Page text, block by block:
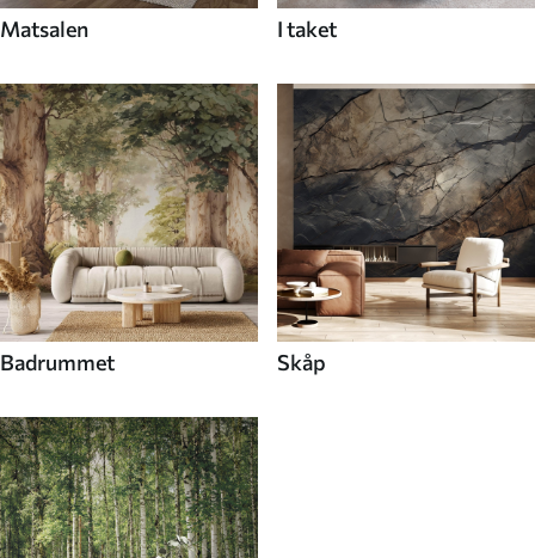
Matsalen I taket
Badrummet Skåp